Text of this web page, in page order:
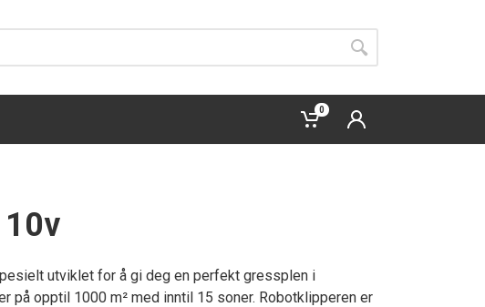
0
utviklet for å gi deg en perfekt gressplen i
på opptil 1000 m² med inntil 15 soner. Robotklipperen er